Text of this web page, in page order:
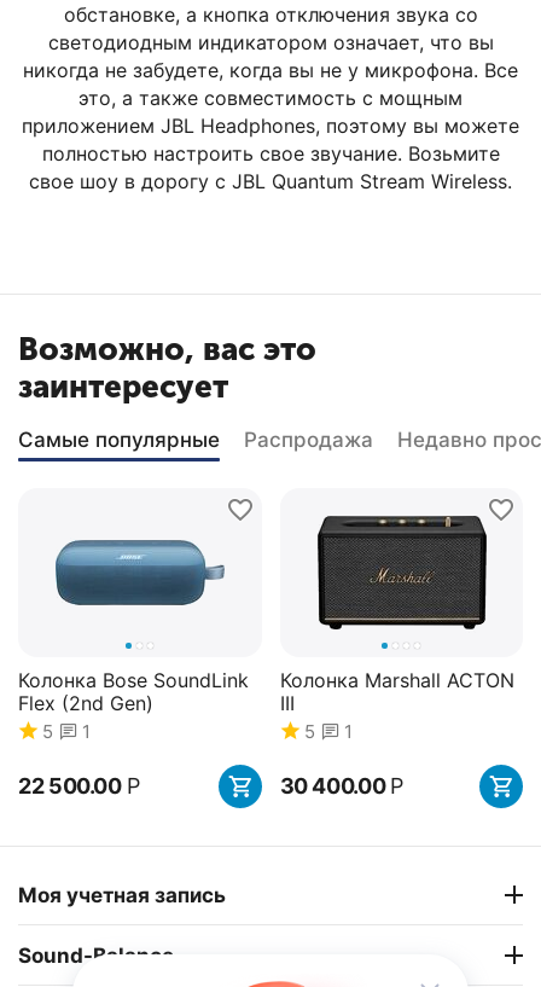
обстановке, а кнопка отключения звука со
светодиодным индикатором означает, что вы
никогда не забудете, когда вы не у микрофона. Все
это, а также совместимость с мощным
приложением JBL Headphones, поэтому вы можете
полностью настроить свое звучание. Возьмите
свое шоу в дорогу с JBL Quantum Stream Wireless.
Возможно, вас это
заинтересует
Самые популярные Распродажа Недавно
Колонка Bose SoundLink
Flex (2nd Gen)
5 1
22 500.00 Р
Колонка Marshall ACTON
III
5 1
30 400.00 Р
34%
Моя учетная запись
Sound-Balance